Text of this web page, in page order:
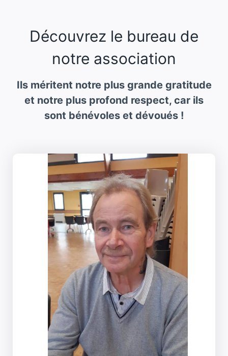
Découvrez le bureau de
notre association
Ils méritent notre plus grande gratitude
et notre plus profond respect, car ils
sont bénévoles et dévoués !